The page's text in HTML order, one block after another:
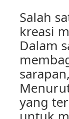
Salah
kreasi
Dalam
yang